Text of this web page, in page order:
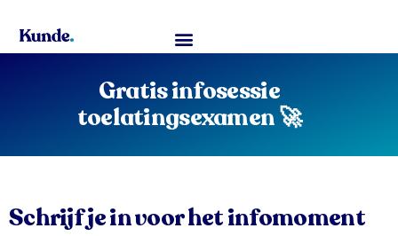
Gratis infosessie
toelatingsexamen 🚀
Schrijf je in voor het infomoment